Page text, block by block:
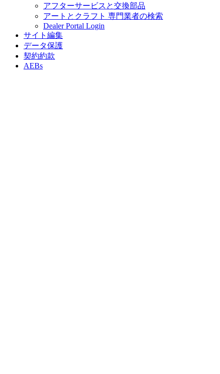
アフターサービスと交換部品
アートとクラフト 専門業者の検索
Dealer Portal Login
サイト編集
データ保護
契約約款
AEBs